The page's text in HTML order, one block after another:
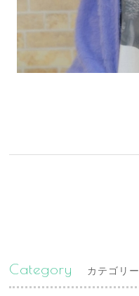
Category カテゴリー